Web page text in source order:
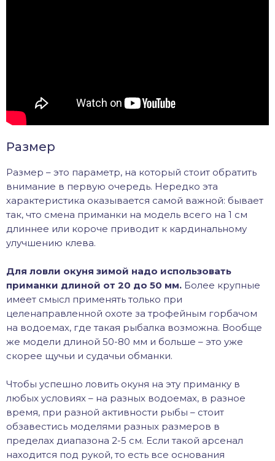
Размер
Размер – это параметр, на который стоит обратить
внимание в первую очередь. Нередко эта
характеристика оказывается самой важной: бывает
так, что смена приманки на модель всего на 1 см
длиннее или короче приводит к кардинальному
улучшению клева.
Для ловли окуня зимой надо использовать
приманки длиной от 20 до 50 мм. Более крупные
имеет смысл применять только при
целенаправленной охоте за трофейным горбачом
на водоемах, где такая рыбалка возможна. Вообще
же модели длиной 50-80 мм и больше – это уже
скорее щучьи и судачьи обманки.
Чтобы успешно ловить окуня на эту приманку в
любых условиях – на разных водоемах, в разное
время, при разной активности рыбы – стоит
обзавестись моделями разных размеров в
пределах диапазона 2-5 см. Если такой арсенал
находится под рукой, то есть все основания